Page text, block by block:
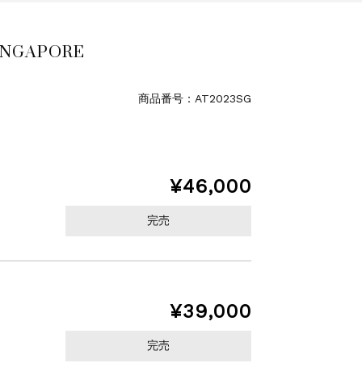
商品番号：AT2023SG
¥46,000
完売
¥39,000
完売